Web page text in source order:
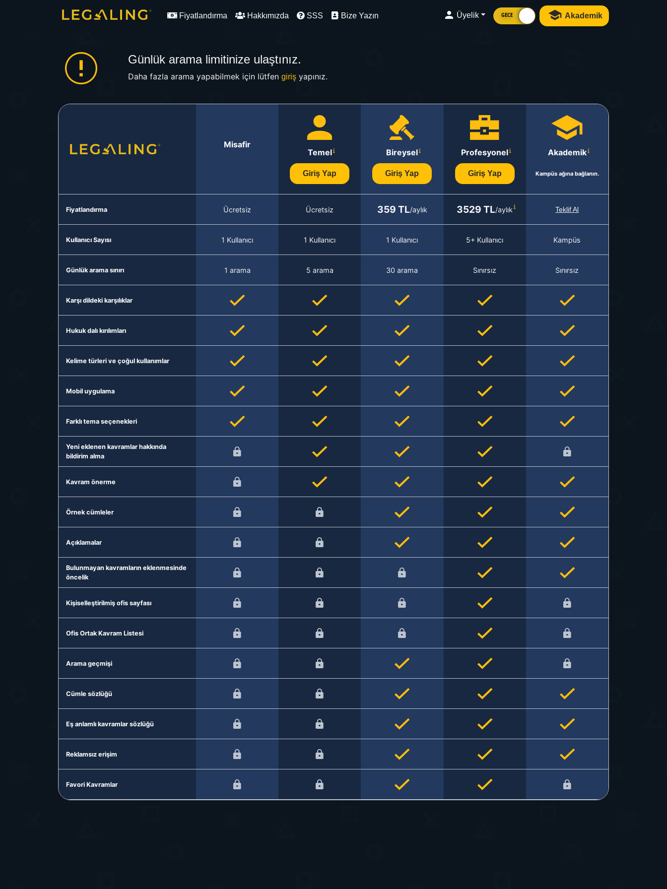
Fiyatlandırma Hakkımızda SSS Bize Yazın Üyelik GECE Akademik
Günlük arama limitinize ulaştınız.
Daha fazla arama yapabilmek için lütfen girişyapınız.
Misafir
Temel
Giriş Yap
Bireysel
Giriş Yap
Profesyonel
Giriş Yap
Akademik
Kampüs ağına bağlanın.
Fiyatlandırma Ücretsiz Ücretsiz 359 TL/aylık 3529 TL/aylık Teklif Al
Kullanıcı Sayısı 1 Kullanıcı 1 Kullanıcı 1 Kullanıcı 5+ Kullanıcı Kampüs
Günlük arama sınırı 1 arama 5 arama 30 arama Sınırsız Sınırsız
Karşı dildeki karşılıklar
Hukuk dalı kırılımları
Kelime türleri ve çoğul kullanımlar
Mobil uygulama
Farklı tema seçenekleri
Yeni eklenen kavramlar hakkında
bildirim alma
Kavram önerme
Örnek cümleler
Açıklamalar
Bulunmayan kavramların eklenmesinde
öncelik
Kişiselleştirilmiş ofis sayfası
Ofis Ortak Kavram Listesi
Arama geçmişi
Cümle sözlüğü
Eş anlamlı kavramlar sözlüğü
Reklamsız erişim
Favori Kavramlar